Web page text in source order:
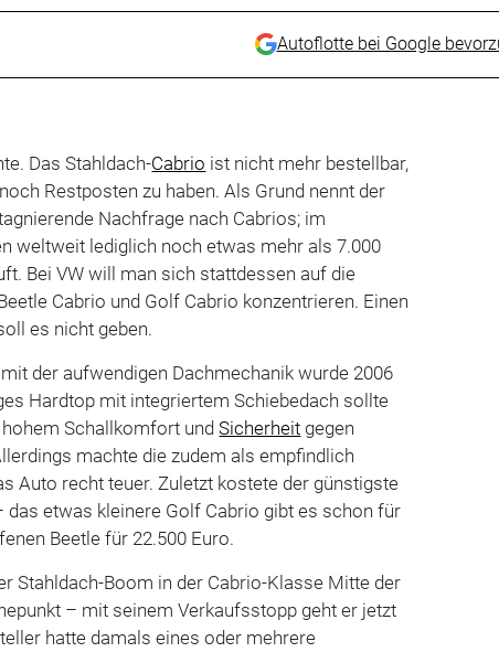
Autoflotte bei Google
Das Stahldach-Cabrio ist nicht mehr bestellbar,
Restposten zu haben. Als Grund nennt der
Nachfrage nach Cabrios; im
weltweit lediglich noch etwas mehr als 7.000
Bei VW will man sich stattdessen auf die
Cabrio und Golf Cabrio konzentrieren. Einen
es nicht geben.
der aufwendigen Dachmechanik wurde 2006
Hardtop mit integriertem Schiebedach sollte
Schallkomfort undSicherheit gegen
machte die zudem als empfindlich
Auto recht teuer. Zuletzt kostete der günstigste
das etwas kleinere Golf Cabrio gibt es schon für
Beetle für 22.500 Euro.
Stahldach-Boom in der Cabrio-Klasse Mitte der
– mit seinem Verkaufsstopp geht er jetzt
hatte damals eines oder mehrere